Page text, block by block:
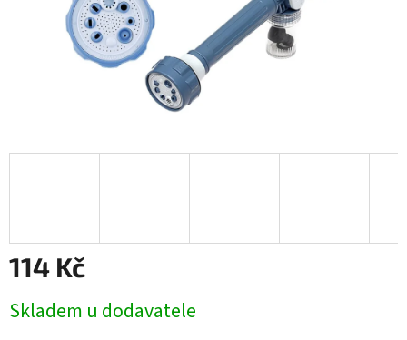
114 Kč
cena:
Skladem u dodavatele